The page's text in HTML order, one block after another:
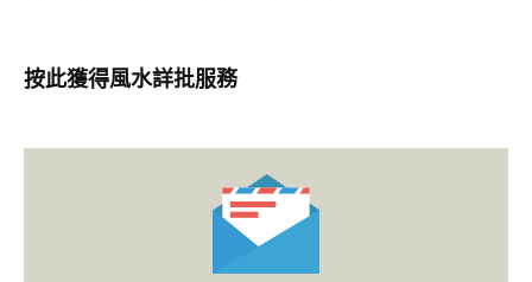
按此獲得風水詳批服務